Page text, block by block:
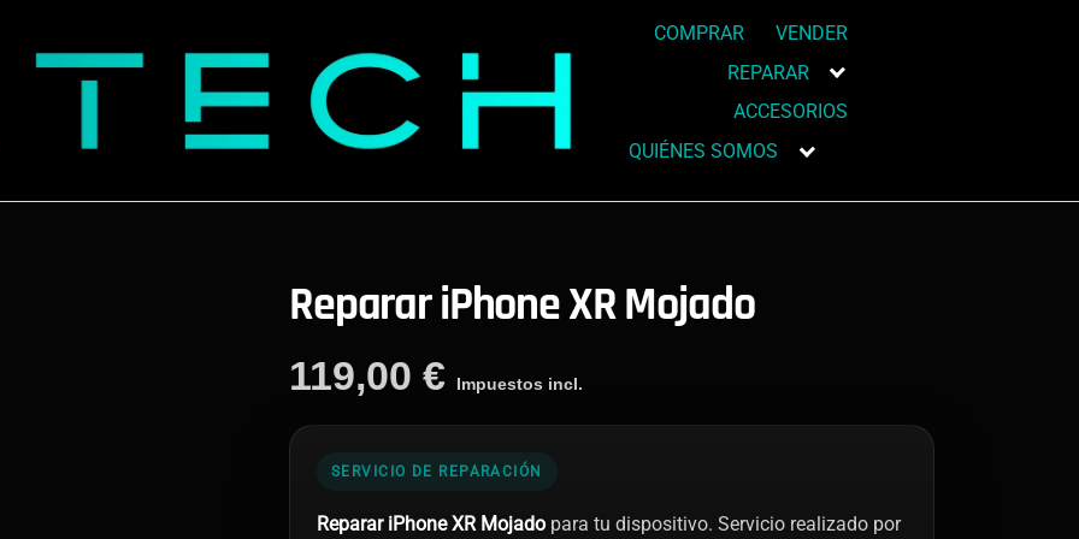
COMPRAR
VENDER
REPARAR
ACCESORIOS
QUIÉNES SOMOS
Reparar iPhone XR Mojado
119,00 € Impuestos incl.
SERVICIO DE REPARACIÓN
Reparar iPhone XR Mojado para tu dispositivo. Servicio realizado por